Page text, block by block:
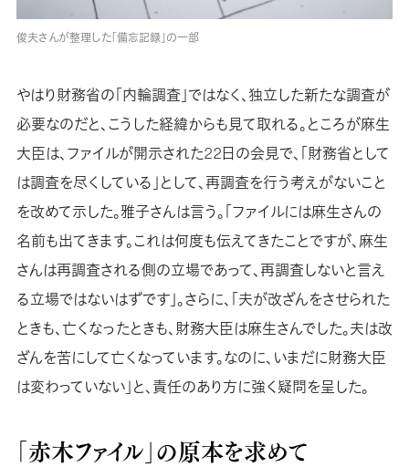
俊夫さんが整理した「備忘記録」の一部
やはり財務省の「内輪調査」ではなく、独立した新たな調査が
必要なのだと、こうした経緯からも見て取れる。ところが麻生
大臣は、ファイルが開示された22日の会見で、「財務省として
は調査を尽くしている」として、再調査を行う考えがないこと
を改めて示した。雅子さんは言う。「ファイルには麻生さんの
名前も出てきます。これは何度も伝えてきたことですが、麻生
さんは再調査される側の立場であって、再調査しないと言え
る立場ではないはずです」。さらに、「夫が改ざんをさせられた
ときも、亡くなったときも、財務大臣は麻生さんでした。夫は改
ざんを苦にして亡くなっています。なのに、いまだに財務大臣
は変わっていない」と、責任のあり方に強く疑問を呈した。
「赤木ファイル」の原本を求めて